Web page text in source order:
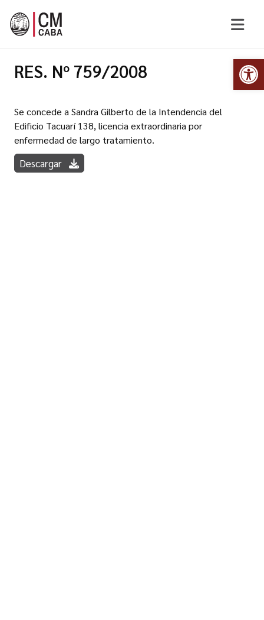
RES. Nº 759/2008
Se concede a Sandra Gilberto de la Intendencia del
Edificio Tacuarí 138, licencia extraordinaria por
enfermedad de largo tratamiento.
Descargar